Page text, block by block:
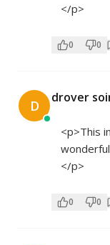
</p>
0 0
D drover
<p>This
</p>
0 0